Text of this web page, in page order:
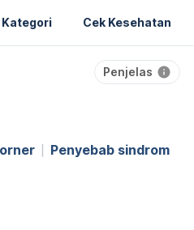
Kategori Cek Kesehatan
Penjelas
Penyebab sindrom